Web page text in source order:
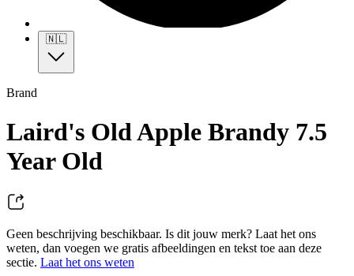
🇳🇱
Brand
Laird's Old Apple Brandy 7.5
Year Old
Geen beschrijving beschikbaar. Is dit jouw merk? Laat het ons
weten, dan voegen we gratis afbeeldingen en tekst toe aan deze
sectie. Laat het ons weten